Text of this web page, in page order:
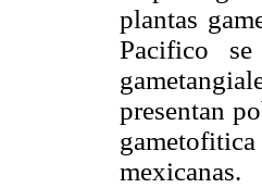
plantas
Pacifico se
presentan
mexicanas.